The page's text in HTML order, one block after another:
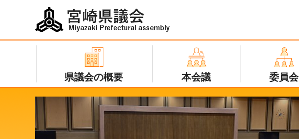
宮崎県議会
Miyazaki
Prefectural
assembly
県議会の概要 本会議 委員会